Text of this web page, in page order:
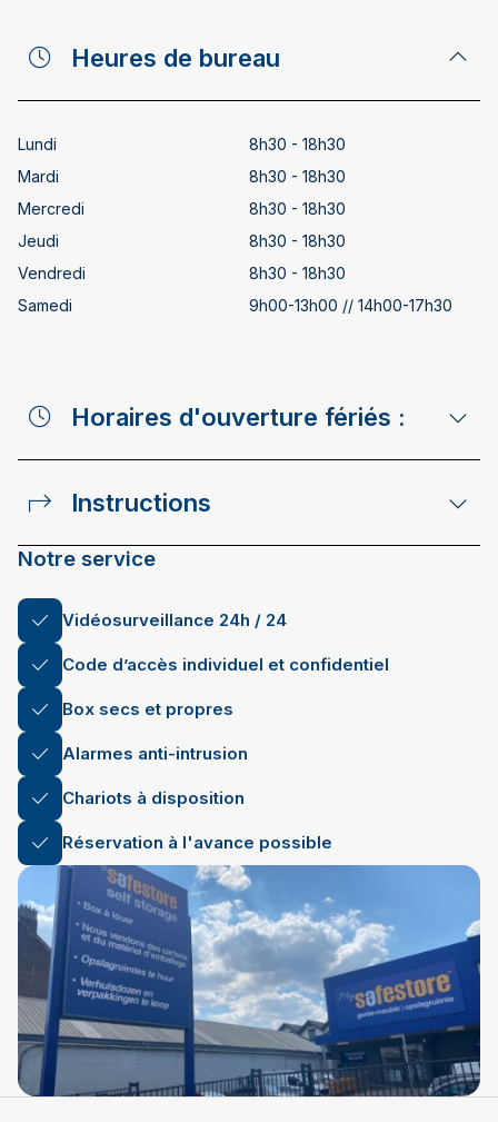
Heures de bureau
Lundi
8h30 - 18h30
Mardi
8h30 - 18h30
Mercredi
8h30 - 18h30
Jeudi
8h30 - 18h30
Vendredi
8h30 - 18h30
Samedi
9h00-13h00 // 14h00-17h30
Horaires d'ouverture fériés :
Instructions
Notre service
Vidéosurveillance 24h / 24
Code d’accès individuel et confidentiel
Box secs et propres
Alarmes anti-intrusion
Chariots à disposition
Réservation à l'avance possible